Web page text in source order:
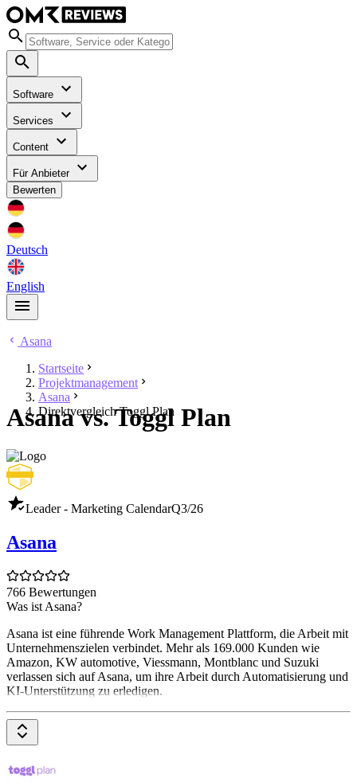
Software
Services
Content
Für Anbieter
Bewerten
Deutsch
English
Asana
Startseite
Projektmanagement
Asana
Direktvergleich Toggl Plan
Asana vs. Toggl Plan
Leader - Marketing CalendarQ3/26
Asana
766 Bewertungen
Was ist Asana?
Asana ist eine führende Work Management Plattform, die Arbeit mit
Unternehmenszielen verbindet. Mehr als 169.000 Kunden wie
Amazon, KW automotive, Viessmann, Montblanc und Suzuki
verlassen sich auf Asana, um ihre Arbeit durch Automatisierung und
KI-Unterstützung zu erledigen.